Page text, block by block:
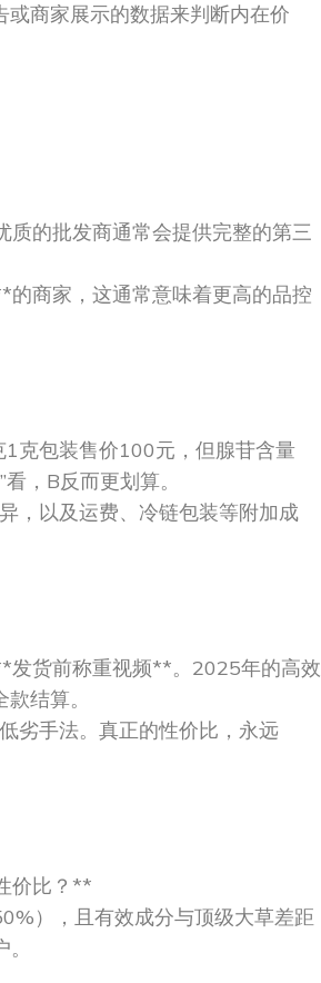
商家展示的数据来判断内在价
的批发商通常会提供完整的第三
商家，这通常意味着更高的品控
克包装售价100元，但腺苷含量
，B反而更划算。
，以及运费、冷链包装等附加成
发货前称重视频**。2025年的高效
结算。
劣手法。真正的性价比，永远
价比？**
），且有效成分与顶级大草差距